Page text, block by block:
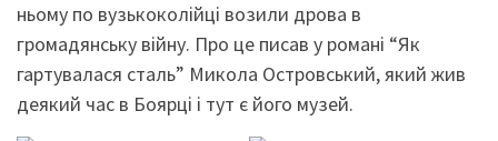
ньому по вузькоколійці возили дрова в
громадянську війну. Про це писав у романі “Як
гартувалася сталь” Микола Островський, який жив
деякий час в Боярці і тут є його музей.